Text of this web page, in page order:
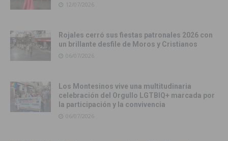
12/07/2026
Rojales cerró sus fiestas patronales 2026 con
un brillante desfile de Moros y Cristianos
06/07/2026
Los Montesinos vive una multitudinaria
celebración del Orgullo LGTBIQ+ marcada por
la participación y la convivencia
06/07/2026